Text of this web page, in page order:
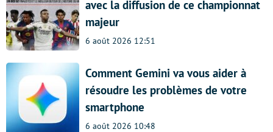
avec la diffusion de ce championnat
majeur
6 août 2026 12:51
Comment Gemini va vous aider à
résoudre les problèmes de votre
smartphone
6 août 2026 10:48